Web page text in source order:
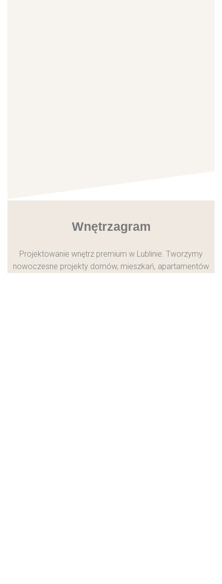
Wnętrzagram
Projektowanie wnętrz premium w Lublinie. Tworzymy
nowoczesne projekty domów, mieszkań, apartamentów